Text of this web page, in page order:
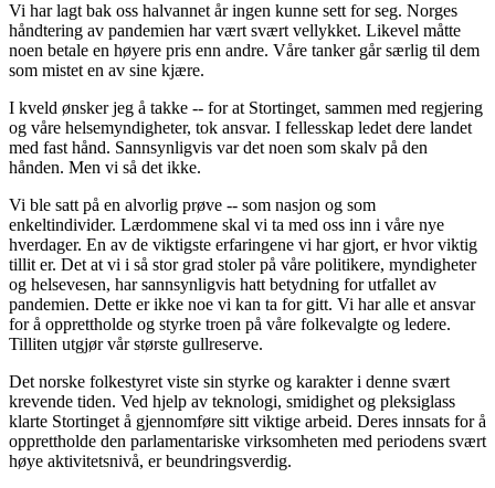
Vi har lagt bak oss halvannet år ingen kunne sett for seg. Norges
håndtering av pandemien har vært svært vellykket. Likevel måtte
noen betale en høyere pris enn andre. Våre tanker går særlig til dem
som mistet en av sine kjære.
I kveld ønsker jeg å takke -- for at Stortinget, sammen med regjering
og våre helsemyndigheter, tok ansvar. I fellesskap ledet dere landet
med fast hånd. Sannsynligvis var det noen som skalv på den
hånden. Men vi så det ikke.
Vi ble satt på en alvorlig prøve -- som nasjon og som
enkeltindivider. Lærdommene skal vi ta med oss inn i våre nye
hverdager. En av de viktigste erfaringene vi har gjort, er hvor viktig
tillit er. Det at vi i så stor grad stoler på våre politikere, myndigheter
og helsevesen, har sannsynligvis hatt betydning for utfallet av
pandemien. Dette er ikke noe vi kan ta for gitt. Vi har alle et ansvar
for å opprettholde og styrke troen på våre folkevalgte og ledere.
Tilliten utgjør vår største gullreserve.
Det norske folkestyret viste sin styrke og karakter i denne svært
krevende tiden. Ved hjelp av teknologi, smidighet og pleksiglass
klarte Stortinget å gjennomføre sitt viktige arbeid. Deres innsats for å
opprettholde den parlamentariske virksomheten med periodens svært
høye aktivitetsnivå, er beundringsverdig.